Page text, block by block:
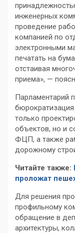
инженерных
проведение
компанией по
электронными
печатать на
отстаивая
приема», —
Парламентарий
бюрократизация
только
объектов, но и
ФЦП, а также
дорожному
Читайте также:
проложат
Для решения
профильному
обращение в
архитектуры,